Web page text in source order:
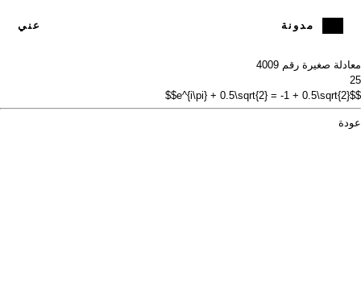
عني مدونة
معادلة صغيرة رقم 40 09
25
$$e^{i\pi} + 0.5\sqrt{2} = -1 + 0.5\sqrt{2}$$
عودة